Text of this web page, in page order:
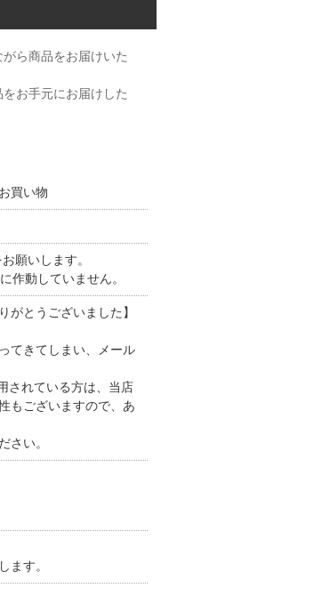
ら商品をお届けいた
お手元にお届けした
買い物
願いします。
作動していません。
がとうございました】
てきてしまい、メール
されている方は、当店
もございますので、あ
さい。
ます。